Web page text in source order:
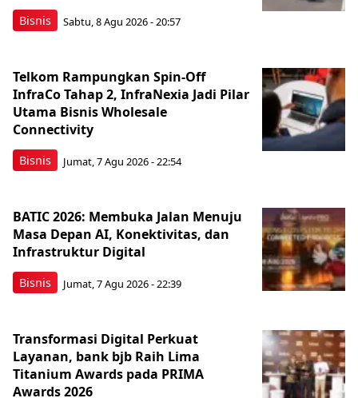
Bisnis Sabtu, 8 Agu 2026 - 20:57
Bisnis
Telkom Rampungkan Spin-Off
InfraCo Tahap 2, InfraNexia Jadi Pilar
Utama Bisnis Wholesale
Connectivity
Jumat, 7 Agu 2026 - 22:54
Bisnis
BATIC 2026: Membuka Jalan Menuju
Masa Depan AI, Konektivitas, dan
Infrastruktur Digital
Jumat, 7 Agu 2026 - 22:39
Transformasi Digital Perkuat
Layanan, bank bjb Raih Lima
Titanium Awards pada PRIMA
Awards 2026